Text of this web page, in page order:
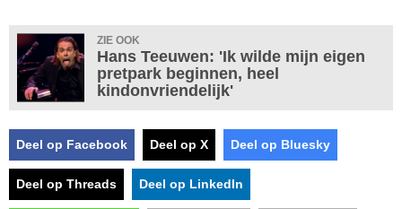
ZIE OOK
Hans Teeuwen: 'Ik wilde mijn eigen
pretpark beginnen, heel
kindonvriendelijk'
Deel op Facebook Deel op X Deel op Bluesky
Deel op Threads Deel op LinkedIn